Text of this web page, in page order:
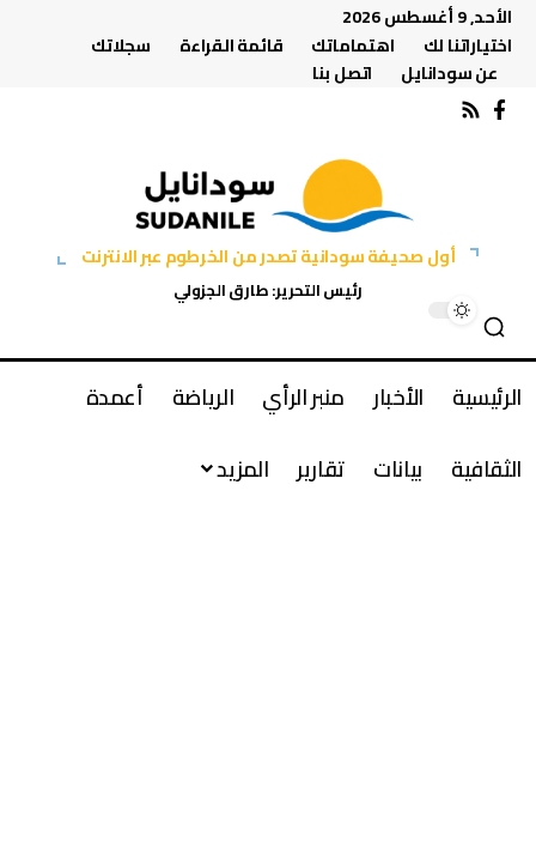
الأحد, 9 أغسطس 2026
اختياراتنا لك
اهتماماتك قائمة القراءة
سجلاتك
عن سودانايل
اتصل بنا
أول صحيفة سودانية تصدر من الخرطوم عبر الانترنت
رئيس التحرير: طارق الجزولي
الرئيسية الأخبار منبر الرأي الرياضة
أعمدة
الثقافية
بيانات تقارير المزيد